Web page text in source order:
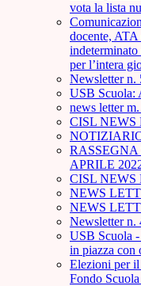
vota la lista
docente, ATA
per l’intera
Newsletter n.
USB Scuola:
news letter
CISL NEWS
APRILE
CISL NEWS
NEWS
NEWS
Newsletter n.
USB Scuola
in piazza con
Elezioni per
Fondo